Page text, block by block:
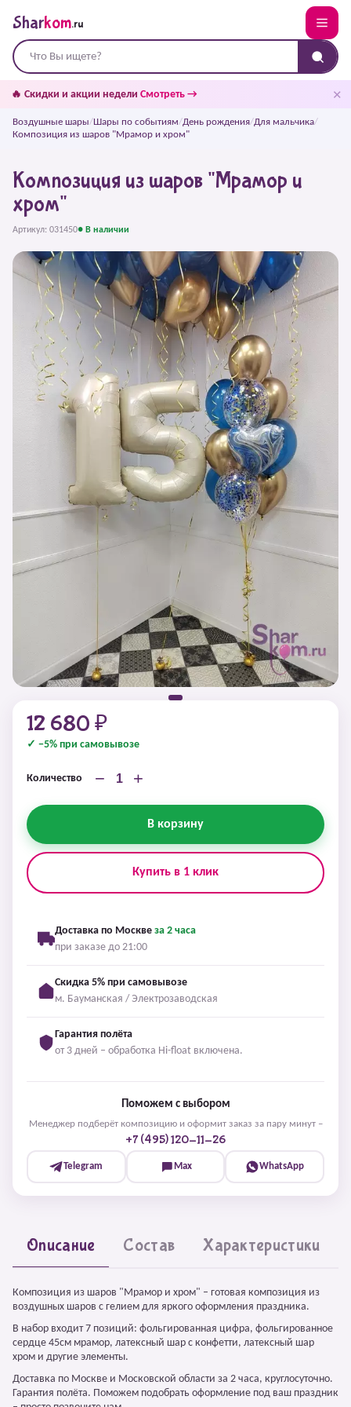
Sharkom.ru
🔥 Скидки и акции недели Смотреть → ✕
Воздушные шары/Шары по событиям/День рождения/Для мальчика/
Композиция из шаров "Мрамор и хром"
Композиция из шаров "Мрамор и
хром"
Артикул: 031450● В наличии
12 680 ₽
✓ −5% при самовывозе
Количество − +
В корзину
Купить в 1 клик
Доставка по Москве за 2 часа
при заказе до 21:00
Скидка 5% при самовывозе
м. Бауманская / Электрозаводская
Гарантия полёта
от 3 дней – обработка Hi-float включена.
Поможем с выбором
Менеджер подберёт композицию и оформит заказ за пару минут –
+7 (495) 120-11-26
Telegram Max WhatsApp
Описание Состав Характеристики
Композиция из шаров "Мрамор и хром" – готовая композиция из
воздушных шаров с гелием для яркого оформления праздника.
В набор входит 7 позиций: фольгированная цифра, фольгированное
сердце 45см мрамор, латексный шар с конфетти, латексный шар
хром и другие элементы.
Доставка по Москве и Московской области за 2 часа, круглосуточно.
Гарантия полёта. Поможем подобрать оформление под ваш праздник